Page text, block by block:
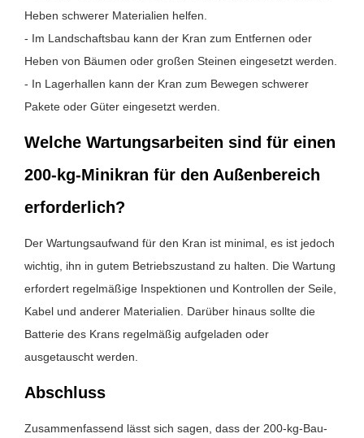
Heben schwerer Materialien helfen.
- Im Landschaftsbau kann der Kran zum Entfernen oder
Heben von Bäumen oder großen Steinen eingesetzt werden.
- In Lagerhallen kann der Kran zum Bewegen schwerer
Pakete oder Güter eingesetzt werden.
Welche Wartungsarbeiten sind für einen
200-kg-Minikran für den Außenbereich
erforderlich?
Der Wartungsaufwand für den Kran ist minimal, es ist jedoch
wichtig, ihn in gutem Betriebszustand zu halten. Die Wartung
erfordert regelmäßige Inspektionen und Kontrollen der Seile,
Kabel und anderer Materialien. Darüber hinaus sollte die
Batterie des Krans regelmäßig aufgeladen oder
ausgetauscht werden.
Abschluss
Zusammenfassend lässt sich sagen, dass der 200-kg-Bau-